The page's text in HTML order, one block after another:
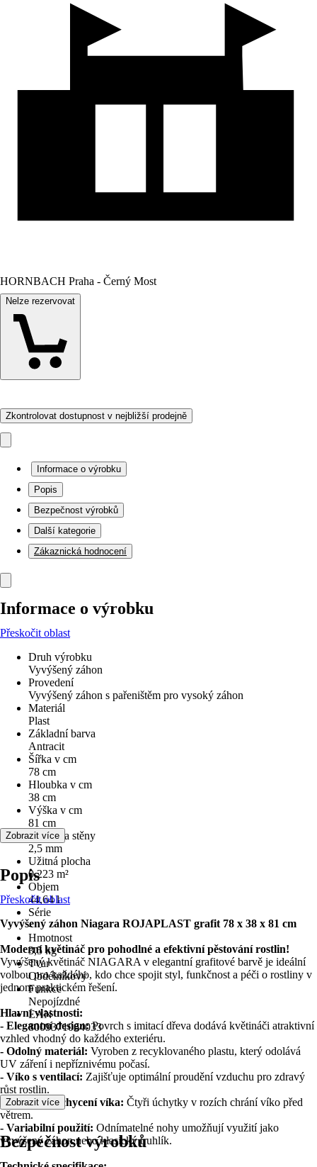
HORNBACH Praha - Černý Most
Nelze rezervovat
Zkontrolovat dostupnost v nejbližší prodejně
Informace o výrobku
Popis
Bezpečnost výrobků
Další kategorie
Zákaznická hodnocení
Informace o výrobku
Přeskočit oblast
Druh výrobku
Vyvýšený záhon
Provedení
Vyvýšený záhon s pařeništěm pro vysoký záhon
Materiál
Plast
Základní barva
Antracit
Šířka v cm
78 cm
Hloubka v cm
38 cm
Výška v cm
81 cm
Tloušťka stěny
2,5 mm
Užitná plocha
0,223 m²
Objem
44,64 l
Série
-
Hmotnost
3,5 kg
Tvar
Obdélníkový
Funkce
Nepojízdné
EAN
8009371064033
Zobrazit více
Popis
Přeskočit oblast
Vyvýšený záhon Niagara ROJAPLAST grafit 78 x 38 x 81 cm
Moderní květináč pro pohodlné a efektivní pěstování rostlin!
Vyvýšený květináč NIAGARA v elegantní grafitové barvě je ideální
volbou pro každého, kdo chce spojit styl, funkčnost a péči o rostliny v
jednom praktickém řešení.
Hlavní vlastnosti:
- Elegantní design:Povrch s imitací dřeva dodává květináči atraktivní
vzhled vhodný do každého exteriéru.
- Odolný materiál: Vyroben z recyklovaného plastu, který odolává
UV záření i nepříznivému počasí.
- Víko s ventilací: Zajišťuje optimální proudění vzduchu pro zdravý
růst rostlin.
- Bezpečné uchycení víka: Čtyři úchytky v rozích chrání víko před
větrem.
- Variabilní použití: Odnímatelné nohy umožňují využití jako
vyvýšený záhon nebo klasický truhlík.
Zobrazit více
Bezpečnost výrobků